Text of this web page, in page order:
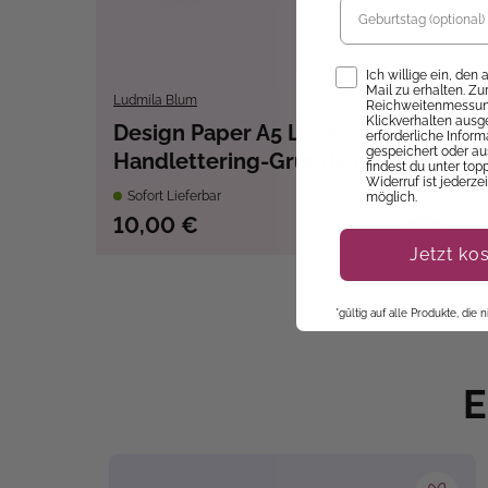
Ludmila Blum
Design Paper A5 Lovely You. Mit
Handlettering-Grundkurs
Sofort Lieferbar
10,00 €
Opt-InIch willige ein, den
Mail zu erhalten.
Klickverhalten
erforderliche
gespeichert oder
findest du unter
Widerruf ist
möglich.
Jetzt
*gültig auf alle Produkte, die